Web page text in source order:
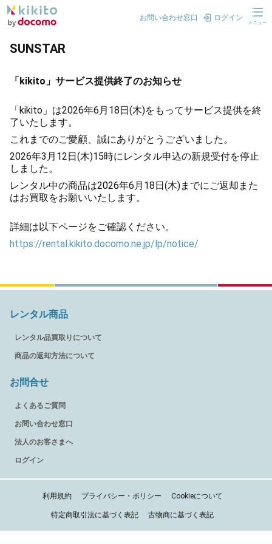
お問い合わせ窓口 ログイン
メニュー
SUNSTAR
「kikito」サービス提供終了のお知らせ
「kikito」は2026年6月18日(木)をもってサービス提供を終
了いたします。
これまでのご愛顧、誠にありがとうございました。
2026年3月12日(木)15時にレンタル申込の新規受付を停止
しました。
レンタル中の商品は2026年6月18日(木)までにご返却また
はお買取をお願いいたします。
詳細は以下ページをご確認ください。
https://rental.kikito.docomo.ne.jp/lp/notice/
レンタル商品
レンタル品買取りについて
商品の返却方法について
お問合せ
よくあるご質問
お問い合わせ窓口
法人のお客さまへ
ログイン
利用規約 プライバシー・ポリシー Cookieについて
特定商取引法に基づく表記 古物商に基づく表記